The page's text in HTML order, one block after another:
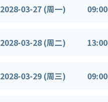
2028-03-27 (周一) 09:00
2028-03-28 (周二) 13:00
2028-03-29 (周三) 09:00